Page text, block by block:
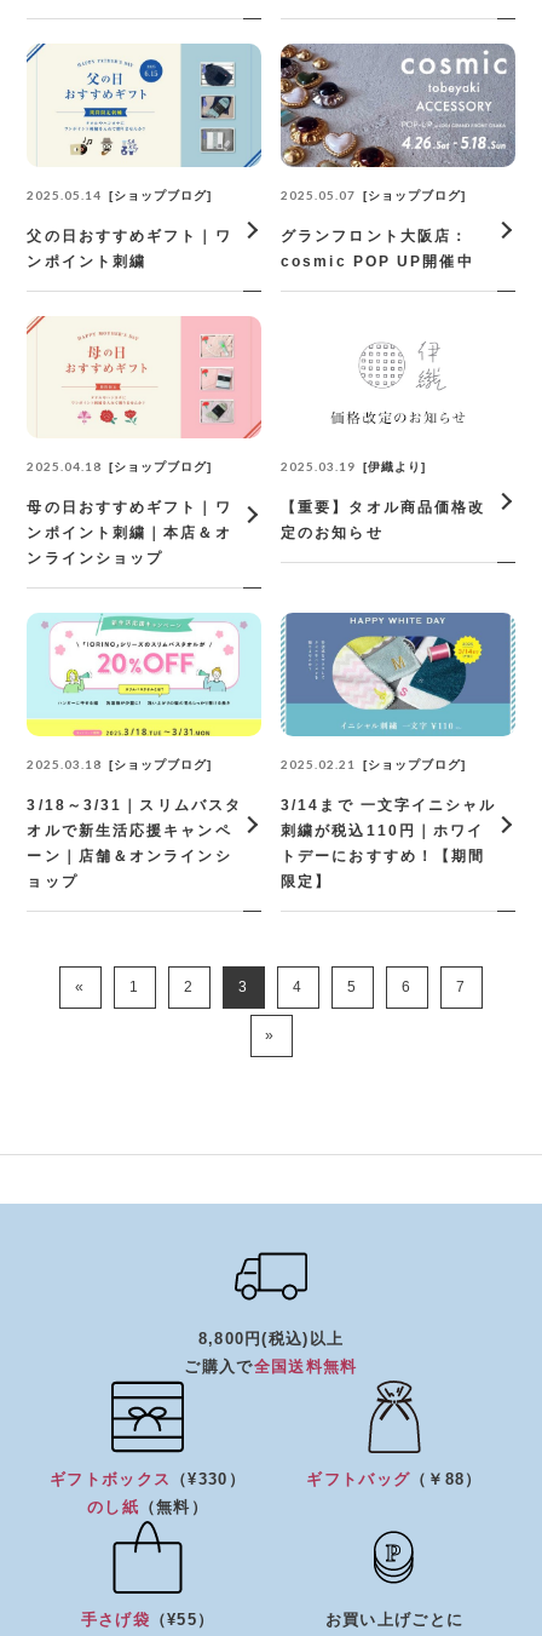
2025.05.14 ショップブログ
父の日おすすめギフト｜ワ
ンポイント刺繍
2025.05.07 ショップブログ
グランフロント大阪店：
cosmic POP UP開催中
2025.04.18 ショップブログ
母の日おすすめギフト｜ワ
ンポイント刺繍｜本店＆オ
ンラインショップ
2025.03.19 伊織より
【重要】タオル商品価格改
定のお知らせ
2025.03.18 ショップブログ
3/18～3/31｜スリムバスタ
オルで新生活応援キャンペ
ーン｜店舗＆オンラインシ
ョップ
2025.02.21 ショップブログ
3/14まで 一文字イニシャル
刺繍が税込110円｜ホワイ
トデーにおすすめ！【期間
限定】
« 1 2 3 4 5 6 7
»
8,800円(税込)以上
ご購入で全国送料無料
ギフトボックス
（¥330）
のし紙 （無料）
ギフトバッグ （￥88）
手さげ袋 （¥55）
お買い上げごとに